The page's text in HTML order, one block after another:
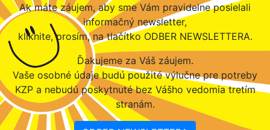
Ak máte záujem, aby sme Vám pravidelne posielali
informačný newsletter,
kliknite, prosím, na tlačítko ODBER NEWSLETTERA.
Ďakujeme za Váš záujem.
Vaše osobné údaje budú použité výlučne pre potreby
KZP a nebudú poskytnuté bez Vášho vedomia tretím
stranám.